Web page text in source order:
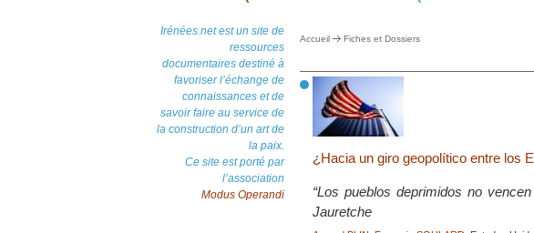
Irénées.net est un site de
ressources
documentaires destiné à
favoriser l’échange de
connaissances et de
savoir faire au service de
la construction d’un art de
la paix.
Ce site est porté par
l’association
Modus Operandi
Accueil Fiches et Dossiers
¿Hacia un giro geopolítico entre los
“Los pueblos deprimidos no
Jauretche